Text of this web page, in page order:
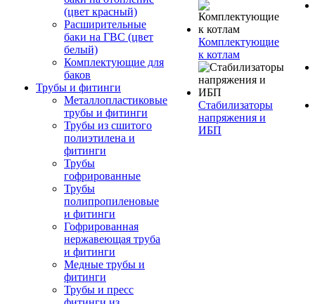
(цвет красный)
Расширительные
баки на ГВС (цвет
белый)
Комплектующие для
баков
Трубы и фитинги
Металлопластиковые
трубы и фитинги
Трубы из сшитого
полиэтилена и
фитинги
Трубы
гофрированные
Трубы
полипропиленовые
и фитинги
Гофрированная
нержавеющая труба
и фитинги
Медные трубы и
фитинги
Трубы и пресс
Комплектующие
к котлам
Стабилизаторы
напряжения и
ИБП